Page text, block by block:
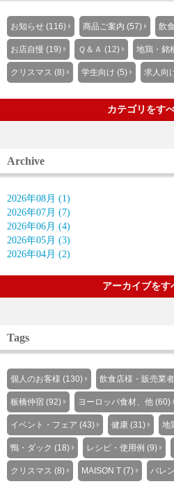
お知らせ (116) 商品ご案内 (57) 飲
お店自慢 (19) Ｑ＆Ａ (12) 地鶏・銘
クリスマス (8) 学生向け (5) 求人向
カテゴリをす
Archive
2026年08月 (1)
2026年07月 (7)
2026年06月 (4)
2026年05月 (3)
2026年04月 (2)
アーカイブをす
Tags
個人のお客様 (130) 飲食店様・販売業
板橋仲宿 (92) ヨーロッパ食材、他 (60)
イベント・フェア (43) 健康 (31) 地
鴨・ダック (18) レシピ・使用例 (9)
クリスマス (8) MAISON T (7) バレ